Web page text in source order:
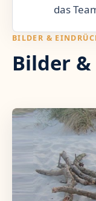
das
BILDER &
Bilder